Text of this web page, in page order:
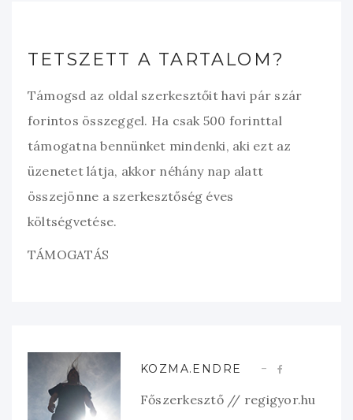
TETSZETT A TARTALOM?
Támogsd az oldal szerkesztőit havi pár szár
forintos összeggel. Ha csak 500 forinttal
támogatna bennünket mindenki, aki ezt az
üzenetet látja, akkor néhány nap alatt
összejönne a szerkesztőség éves
költségvetése.
TÁMOGATÁS
KOZMA.ENDRE
Főszerkesztő // regigyor.hu